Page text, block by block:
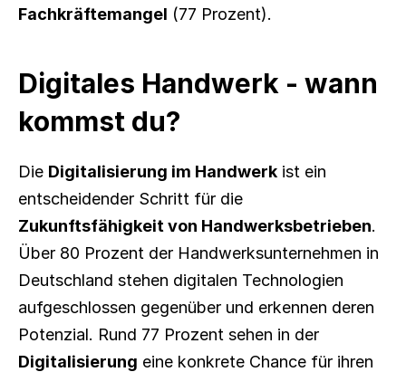
Fachkräftemangel (77 Prozent).
Digitales Handwerk - wann
kommst du?
Die Digitalisierung im Handwerk ist ein
Zukunftsfähigkeit von Handwerksbetrieben.
Über 80 Prozent der Handwerksunternehmen in
Deutschland stehen digitalen Technologien
aufgeschlossen gegenüber und erkennen deren
Digitalisierung eine konkrete Chance für ihren